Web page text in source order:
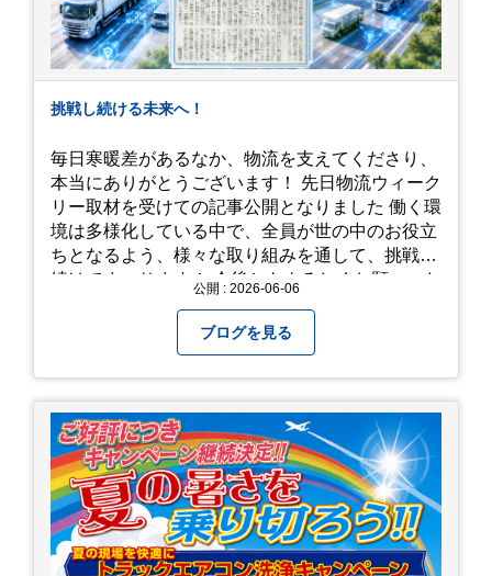
挑戦し続ける未来へ！
毎日寒暖差があるなか、物流を支えてくださり、
本当にありがとうございます！ 先日物流ウィーク
リー取材を受けての記事公開となりました 働く環
境は多様化している中で、全員が世の中のお役立
ちとなるよう、様々な取り組みを通して、挑戦を
続けてまいります！ 今後ともよろしくお願いいた公開 : 2026-06-06
ブログを見る